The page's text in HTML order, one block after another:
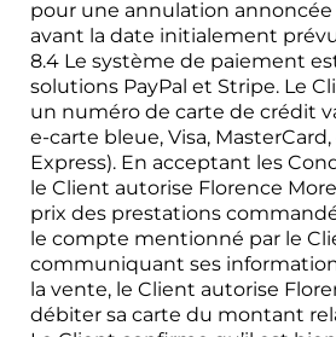
pour une annulation
avant la date initialement
8.4 Le système de paiement
solutions PayPal et Stripe. Le
un numéro de carte de crédit
e-carte bleue, Visa,
Express). En acceptant les
le Client autorise Florence
prix des prestations
le compte mentionné par le
communiquant ses
la vente, le Client autorise
débiter sa carte du montant